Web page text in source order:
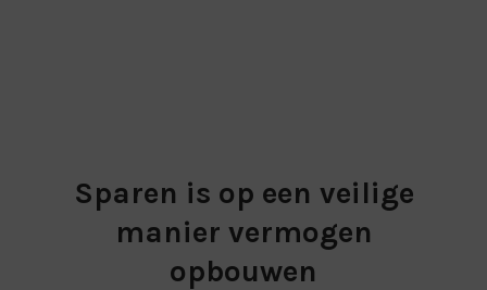
Sparen is op een veilige
manier vermogen
opbouwen